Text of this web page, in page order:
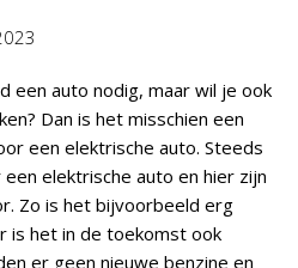
een auto nodig, maar wil je ook
Dan is het misschien een
een elektrische auto. Steeds
elektrische auto en hier zijn
Zo is het bijvoorbeeld erg
is het in de toekomst ook
er geen nieuwe benzine en